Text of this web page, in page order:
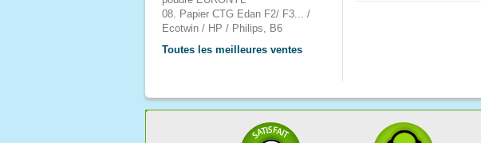
08. Papier CTG Edan F2/ F3... /
Ecotwin / HP / Philips, B6
Toutes les meilleures ventes